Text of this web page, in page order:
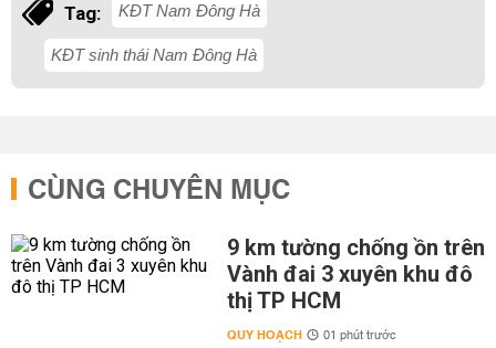
Tag: KĐT Nam Đông Hà
KĐT sinh thái Nam Đông Hà
CÙNG CHUYÊN MỤC
9 km tường chống ồn trên
Vành đai 3 xuyên khu đô
thị TP HCM
QUY HOẠCH 01 phút trước